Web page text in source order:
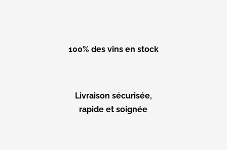
100% des vins en stock
Livraison sécurisée,
rapide et soignée